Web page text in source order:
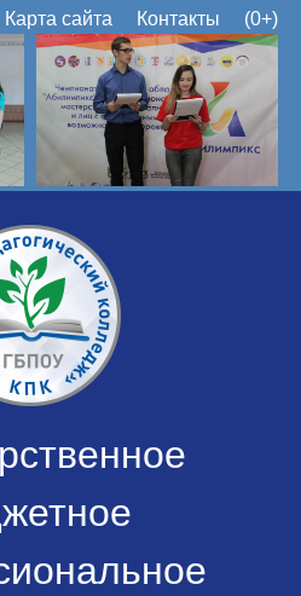
Карта сайта Контакты (0+)